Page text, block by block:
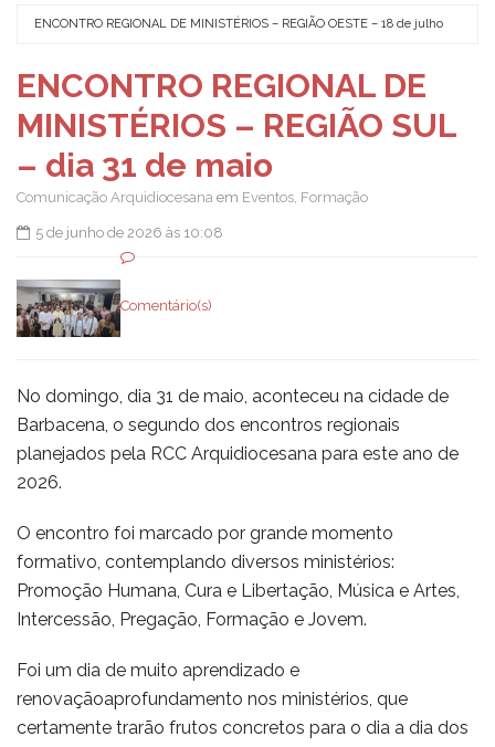
ENCONTRO REGIONAL DE MINISTÉRIOS – REGIÃO OESTE – 18 de julho
ENCONTRO REGIONAL DE
MINISTÉRIOS – REGIÃO SUL
– dia 31 de maio
Comunicação Arquidiocesana em Eventos, Formação
5 de junho de 2026 às 10:08
Comentário(s)
No domingo, dia 31 de maio, aconteceu na cidade de
Barbacena, o segundo dos encontros regionais
planejados pela RCC Arquidiocesana para este ano de
2026.
O encontro foi marcado por grande momento
formativo, contemplando diversos ministérios:
Promoção Humana, Cura e Libertação, Música e Artes,
Intercessão, Pregação, Formação e Jovem.
Foi um dia de muito aprendizado e
renovaçãoaprofundamento nos ministérios, que
certamente trarão frutos concretos para o dia a dia dos